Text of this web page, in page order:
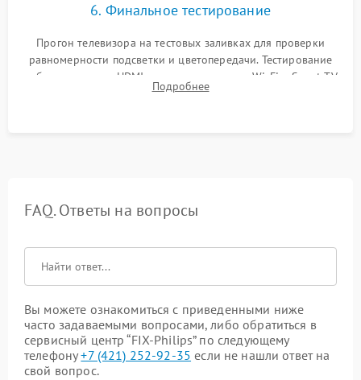
6. Финальное тестирование
Прогон телевизора на тестовых заливках для проверки
равномерности подсветки и цветопередачи. Тестирование
работы разъемов HDMI, динамиков, модуля Wi-Fi и Smart TV
в рабочем режиме в течение нескольких часов.
Подробнее
FAQ. Ответы на вопросы
Вы можете ознакомиться с приведенными ниже
часто задаваемыми вопросами, либо обратиться в
сервисный центр “FIX-Philips” по следующему
телефону+7 (421) 252-92-35 если не нашли ответ на
свой вопрос.